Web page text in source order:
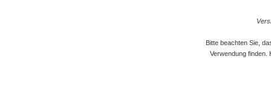
Bitte beachten Sie,
Verwendung finden.